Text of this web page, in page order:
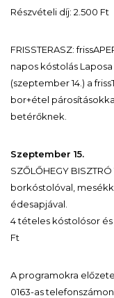
Részvételi díj: 2.500 Ft
FRISSTERASZ:
napos kóstolás
(szeptember 14.) a
bor+étel
betérőknek.
Szeptember 15.
SZŐLŐHEGY
borkóstolóval,
édesapjával.
4 tételes kóstolósor
Ft
A programokra
0163-as telefonszámon.